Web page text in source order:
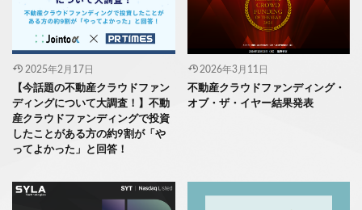
2025年2月17日
【今話題の不動産クラウドファン
ディングについて大調査！】不動
産クラウドファンディングで投資
したことがある方の約9割が「や
ってよかった」と回答！
2026年3月11日
不動産クラウドファンディング・
オブ・ザ・イヤー結果発表